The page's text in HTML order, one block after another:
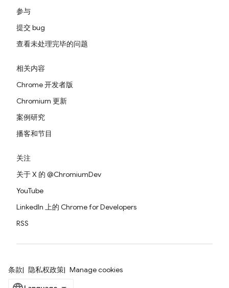
参与
提交 bug
查看未处理完毕的问题
相关内容
Chrome 开发者版
Chromium 更新
案例研究
播客和节目
关注
关于 X 的 @ChromiumDev
YouTube
LinkedIn 上的 Chrome for Developers
RSS
条款 隐私权政策 Manage cookies